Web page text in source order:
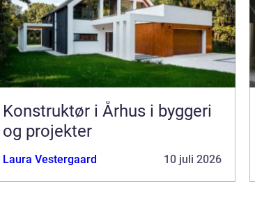
Konstruktør i Århus i byggeri
og projekter
Laura Vestergaard 10 juli 2026